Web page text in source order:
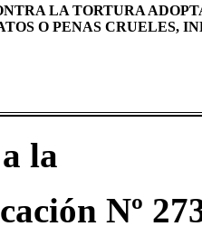
LA TORTURA
O PENAS CRUELES,
la
Nº